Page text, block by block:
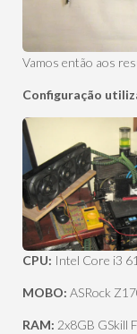
Vamos então aos
Configuração
CPU: Intel Core i3
MOBO: ASRock
RAM: 2x8GB GSkill